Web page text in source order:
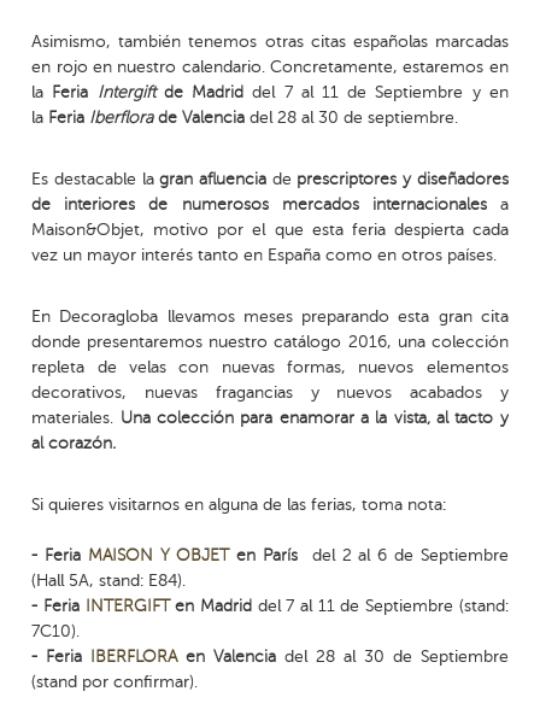
Asimismo, también tenemos otras citas españolas marcadas
en rojo en nuestro calendario. Concretamente, estaremos en
la Feria Intergiftde Madriddel 7 al 11 de Septiembre y en
la Feria Iberflorade Valencia del 28 al 30 de septiembre.
Es destacable lagran afluencia de prescriptores y diseñadores
de interiores de numerosos mercados internacionales a
Maison&Objet, motivo por el que esta feria despierta cada
vez un mayor interés tanto en España como en otros países.
En Decoragloba llevamos meses preparando esta gran cita
donde presentaremos nuestro catálogo 2016, una colección
repleta de velas con nuevas formas, nuevos elementos
decorativos, nuevas fragancias y nuevos acabados y
materiales. Una colección para enamorar a la vista, al tacto y
al corazón.
Si quieres visitarnos en alguna de las ferias, toma nota:
- Feria MAISON Y OBJETen París del 2 al 6 de Septiembre
(Hall 5A, stand: E84).
- Feria INTERGIFTen Madriddel 7 al 11 de Septiembre (stand:
7C10).
- Feria IBERFLORAen Valenciadel 28 al 30 de Septiembre
(stand por confirmar).